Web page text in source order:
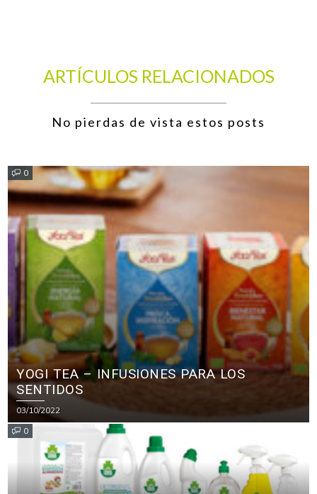
ARTÍCULOS RELACIONADOS
No pierdas de vista estos posts
0
YOGI TEA – INFUSIONES PARA LOS
SENTIDOS
03/10/2022
0